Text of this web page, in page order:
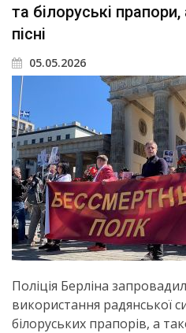
та білоруські
пісні
05.05.2026
Поліція Берліна
використання радянської
білоруських прапорів, а